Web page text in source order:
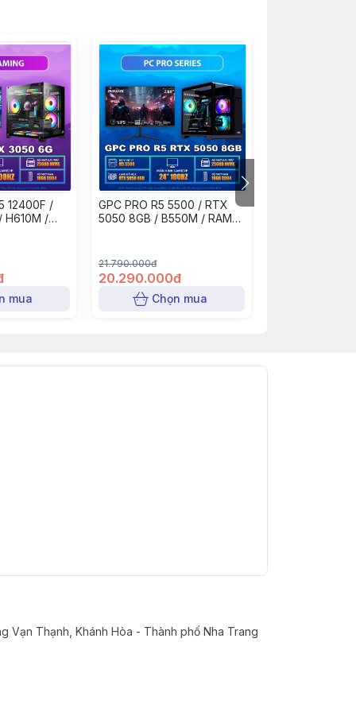
12400F /
H610M /
mua
GPC PRO R5 5500 / RTX
5050 8GB / B550M / RAM
100HZ
21.790.000đ
20.290.000đ
Chọn mua
Vạn Thạnh, Khánh Hòa - Thành phố Nha Trang